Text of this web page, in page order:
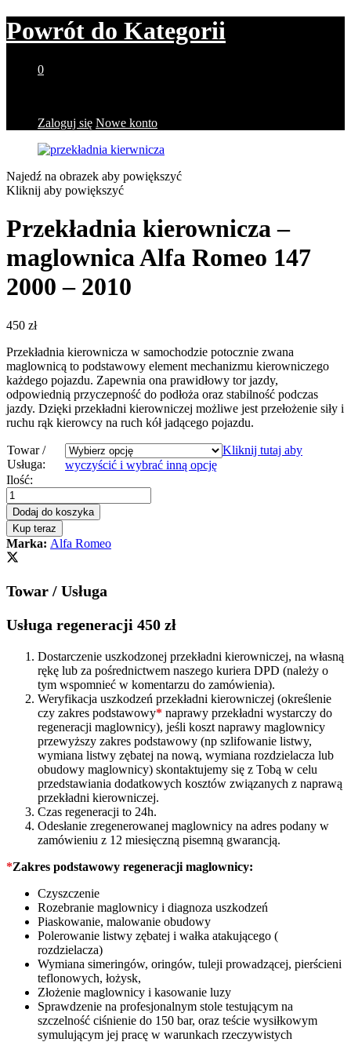
Powrót do Kategorii
0
Zaloguj się Nowe konto
Najedź na obrazek aby powiększyć
Kliknij aby powiększyć
Przekładnia kierownicza –
maglownica Alfa Romeo 147
2000 – 2010
450 zł
Przekładnia kierownicza w samochodzie potocznie zwana
maglownicą to podstawowy element mechanizmu kierowniczego
każdego pojazdu. Zapewnia ona prawidłowy tor jazdy,
odpowiednią przyczepność do podłoża oraz stabilność podczas
jazdy. Dzięki przekładni kierowniczej możliwe jest przełożenie siły i
ruchu rąk kierowcy na ruch kół jadącego pojazdu.
Towar /
Usługa:
Kliknij tutaj aby
wyczyścić i wybrać inną opcję
Przekładnia
kierownicza
-
maglownica
Alfa
Romeo
147
-
quantity
Ilość:
Dodaj do koszyka
Kup teraz
Marka: Alfa Romeo
Towar / Usługa
Usługa regeneracji 450 zł
Dostarczenie uszkodzonej przekładni kierowniczej, na własną
rękę lub za pośrednictwem naszego kuriera DPD (należy o
tym wspomnieć w komentarzu do zamówienia).
Weryfikacja uszkodzeń przekładni kierowniczej (określenie
czy zakres podstawowy* naprawy przekładni wystarczy do
regeneracji maglownicy), jeśli koszt naprawy maglownicy
przewyższy zakres podstawowy (np szlifowanie listwy,
wymiana listwy zębatej na nową, wymiana rozdzielacza lub
obudowy maglownicy) skontaktujemy się z Tobą w celu
przedstawiania dodatkowych kosztów związanych z naprawą
przekładni kierowniczej.
Czas regeneracji to 24h.
Odesłanie zregenerowanej maglownicy na adres podany w
zamówieniu z 12 miesięczną pisemną gwarancją.
*Zakres podstawowy regeneracji maglownicy:
Czyszczenie
Rozebranie maglownicy i diagnoza uszkodzeń
Piaskowanie, malowanie obudowy
Polerowanie listwy zębatej i wałka atakującego (
rozdzielacza)
Wymiana simeringów, oringów, tuleji prowadzącej, pierścieni
teflonowych, łożysk,
Złożenie maglownicy i kasowanie luzy
Sprawdzenie na profesjonalnym stole testującym na
szczelność ciśnienie do 150 bar, oraz teście wysiłkowym
symulującym jej pracę w warunkach rzeczywistych